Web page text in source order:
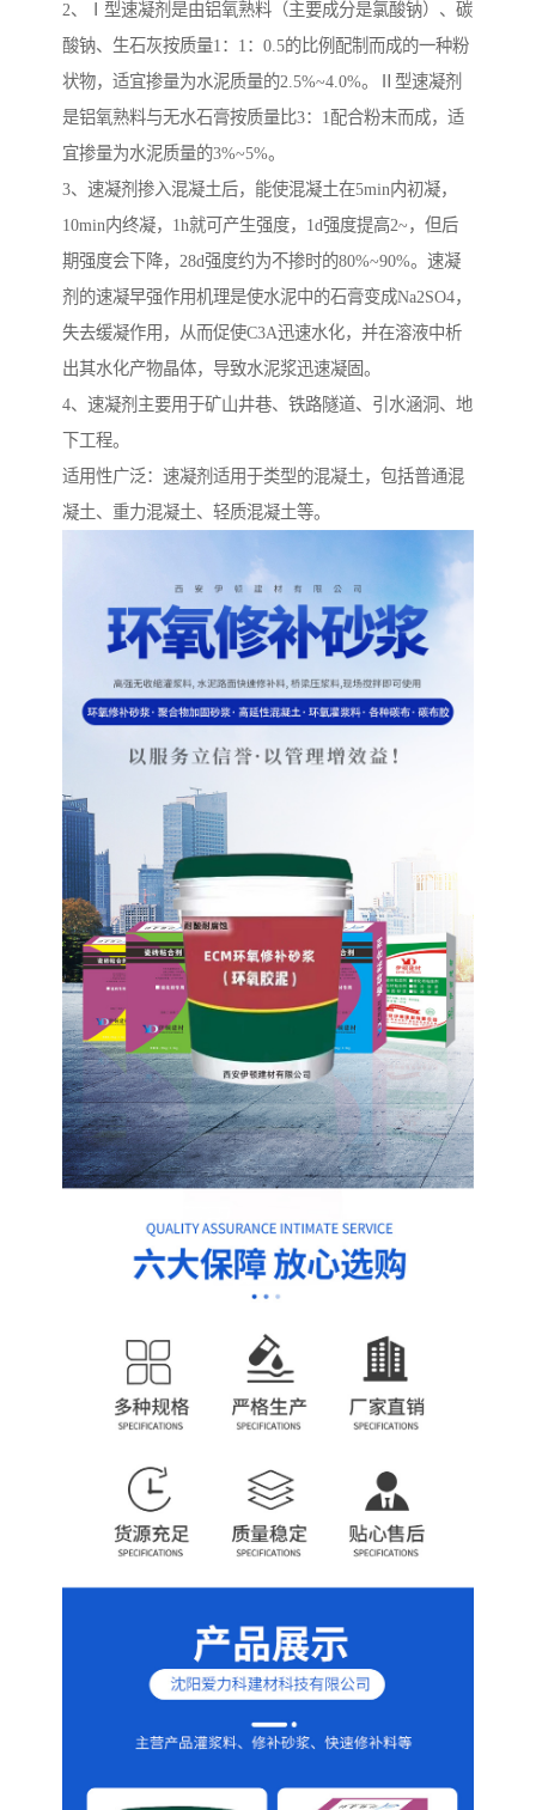
2、Ⅰ型速凝剂是由铝氧熟料（主要成分是氯酸钠）、碳
酸钠、生石灰按质量1：1：0.5的比例配制而成的一种粉
状物，适宜掺量为水泥质量的2.5%~4.0%。Ⅱ型速凝剂
是铝氧熟料与无水石膏按质量比3：1配合粉末而成，适
宜掺量为水泥质量的3%~5%。
3、速凝剂掺入混凝土后，能使混凝土在5min内初凝，
10min内终凝，1h就可产生强度，1d强度提高2~，但后
期强度会下降，28d强度约为不掺时的80%~90%。速凝
剂的速凝早强作用机理是使水泥中的石膏变成Na2SO4，
失去缓凝作用，从而促使C3A迅速水化，并在溶液中析
出其水化产物晶体，导致水泥浆迅速凝固。
4、速凝剂主要用于矿山井巷、铁路隧道、引水涵洞、地
下工程。
适用性广泛：速凝剂适用于类型的混凝土，包括普通混
凝土、重力混凝土、轻质混凝土等。